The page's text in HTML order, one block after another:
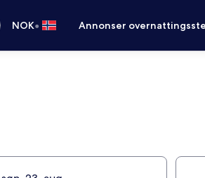
NOK• Annonser